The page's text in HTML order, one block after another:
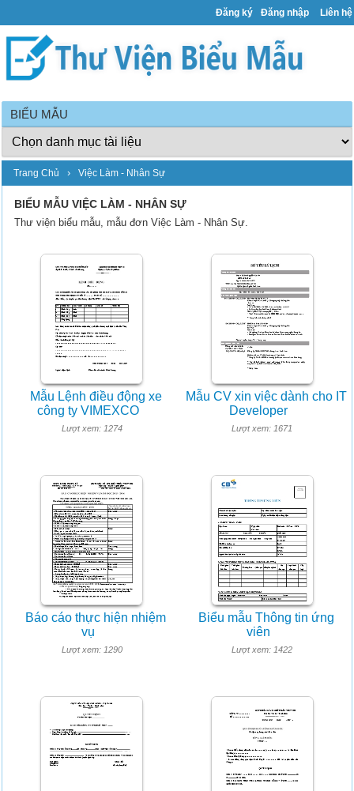
Đăng ký Đăng nhập Liên hệ
BIỂU MẪU
Trang Chủ › Việc Làm - Nhân Sự
BIỂU MẪU VIỆC LÀM - NHÂN SỰ
Thư viện biểu mẫu, mẫu đơn Việc Làm - Nhân Sự.
Mẫu Lệnh điều động xe
công ty VIMEXCO
Lượt xem: 1274
Mẫu CV xin việc dành cho IT
Developer
Lượt xem: 1671
Báo cáo thực hiện nhiệm
vụ
Lượt xem: 1290
Biểu mẫu Thông tin ứng
viên
Lượt xem: 1422